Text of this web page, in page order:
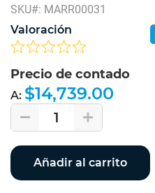
SKU#: MARR00031
Valoración
Precio de contado
A: $14,739.00
1
Añadir al carrito